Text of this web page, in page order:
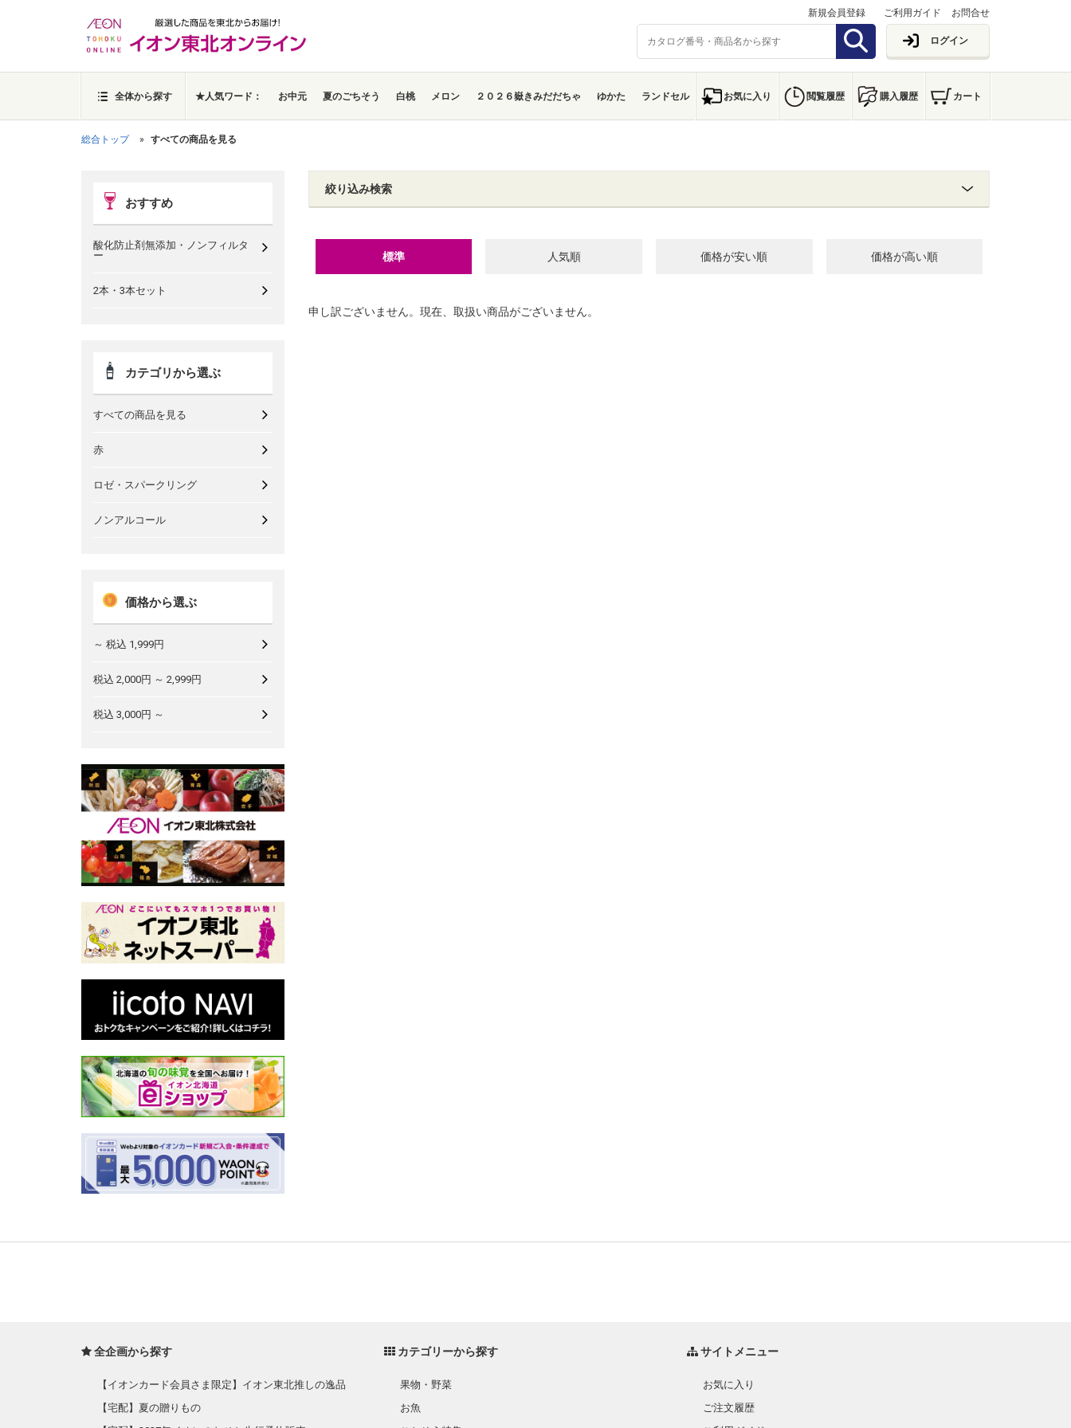
新規会員登録 ご利用ガイド お問合せ
ログイン
全体から探す ★人気ワード： お中元 夏のごちそう 白桃 メロン ２０２６嶽きみだだちゃ ゆかた ランドセル お気に入り 閲覧履歴 購入履歴 カート
総合トップ すべての商品を見る
おすすめ
酸化防止剤無添加・ノンフィルタ
ー
2本・3本セット
カテゴリから選ぶ
すべての商品を見る
赤
ロゼ・スパークリング
ノンアルコール
価格から選ぶ
～ 税込 1,999円
税込 2,000円 ～ 2,999円
税込 3,000円 ～
絞り込み検索
標準 人気順 価格が安い順 価格が高い順
申し訳ございません。現在、取扱い商品がございません。
全企画から探す
【イオンカード会員さま限定】イオン東北推しの逸品
【宅配】夏の贈りもの
カテゴリーから探す
果物・野菜
お魚
サイトメニュー
お気に入り
ご注文履歴